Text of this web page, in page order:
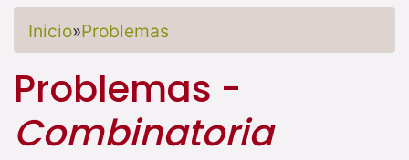
Inicio»Problemas
Problemas -
Combinatoria